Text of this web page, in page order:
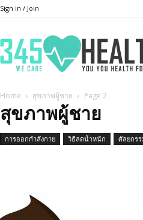
Sign in / Join
Home สุขภาพผู้ชาย Page 2
สุขภาพผู้ชาย
การออกกำลังกาย วิธีลดน้ำหนัก ศัลยกร